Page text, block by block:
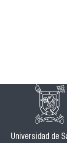
Universidad de